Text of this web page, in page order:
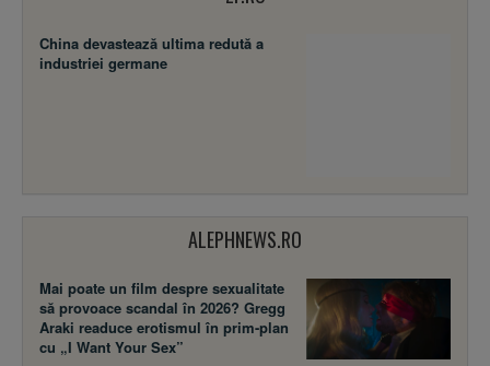
China devastează ultima redută a
industriei germane
ALEPHNEWS.RO
Mai poate un film despre sexualitate
să provoace scandal în 2026? Gregg
Araki readuce erotismul în prim-plan
cu „I Want Your Sex”